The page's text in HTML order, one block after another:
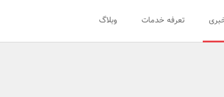
تعرفه خدمات وبلاگ